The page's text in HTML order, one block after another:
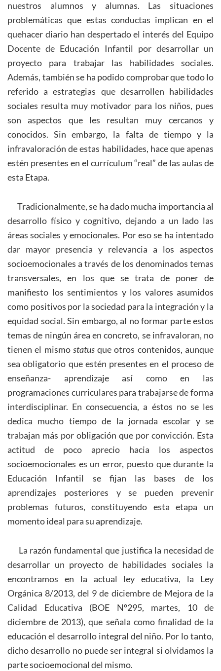
nuestros alumnos y alumnas. Las situaciones
problemáticas que estas conductas implican en el
quehacer diario han despertado el interés del Equipo
Docente de Educación Infantil por desarrollar un
proyecto para trabajar las habilidades sociales.
Además, también se ha podido comprobar que todo lo
referido a estrategias que desarrollen habilidades
sociales resulta muy motivador para los niños, pues
son aspectos que les resultan muy cercanos y
conocidos. Sin embargo, la falta de tiempo y la
infravaloración de estas habilidades, hace que apenas
estén presentes en el currículum “real” de las aulas de
esta Etapa.
Tradicionalmente, se ha dado mucha importancia al
desarrollo físico y cognitivo, dejando a un lado las
áreas sociales y emocionales. Por eso se ha intentado
dar mayor presencia y relevancia a los aspectos
socioemocionales a través de los denominados temas
transversales, en los que se trata de poner de
manifiesto los sentimientos y los valores asumidos
como positivos por la sociedad para la integración y la
equidad social. Sin embargo, al no formar parte estos
temas de ningún área en concreto, se infravaloran, no
tienen el mismo statusque otros contenidos, aunque
sea obligatorio que estén presentes en el proceso de
enseñanza- aprendizaje así como en las
programaciones curriculares para trabajarse de forma
interdisciplinar. En consecuencia, a éstos no se les
dedica mucho tiempo de la jornada escolar y se
trabajan más por obligación que por convicción. Esta
actitud de poco aprecio hacia los aspectos
socioemocionales es un error, puesto que durante la
Educación Infantil se fijan las bases de los
aprendizajes posteriores y se pueden prevenir
problemas futuros, constituyendo esta etapa un
momento ideal para su aprendizaje.
La razón fundamental que justifica la necesidad de
desarrollar un proyecto de habilidades sociales la
encontramos en la actual ley educativa, la Ley
Orgánica 8/2013, del 9 de diciembre de Mejora de la
Calidad Educativa (BOE Nº295, martes, 10 de
diciembre de 2013), que señala como finalidad de la
educación el desarrollo integral del niño. Por lo tanto,
dicho desarrollo no puede ser integral si olvidamos la
parte socioemocional del mismo.